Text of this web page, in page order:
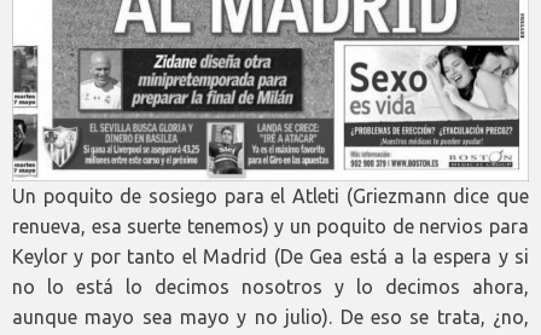
Un poquito de sosiego para el Atleti (Griezmann dice que
renueva, esa suerte tenemos) y un poquito de nervios para
Keylor y por tanto el Madrid (De Gea está a la espera y si
no lo está lo decimos nosotros y lo decimos ahora,
aunque mayo sea mayo y no julio). De eso se trata, ¿no,